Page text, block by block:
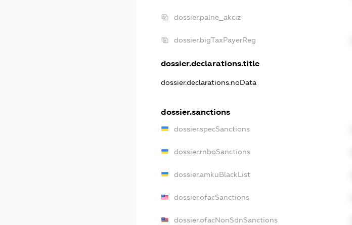
dossier.palne_akciz
dossier.bigTaxPayerReg
dossier.declarations.title
dossier.declarations.noData
dossier.sanctions
dossier.specSanctions
dossier.rnboSanctions
dossier.amkuBlackList
dossier.ofacSanctions
dossier.ofacNonSdnSanctions